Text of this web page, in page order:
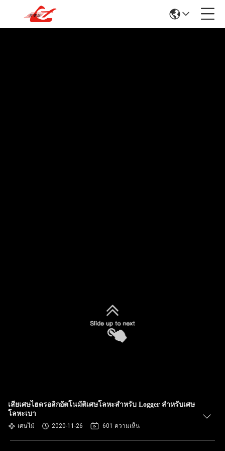
เสียเศษไฮดรอลิกอัตโนมัติเศษโลหะสำหรับ Logger สำหรับเศษ
โลหะเบา
เศษไม้ 2020-11-26 601 ความเห็น